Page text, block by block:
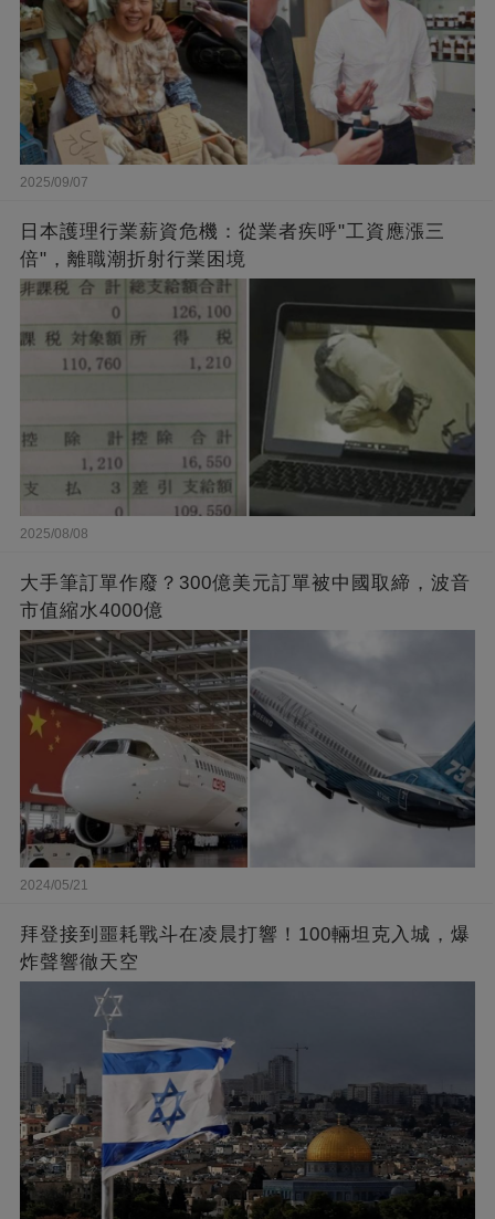
2025/09/07
日本護理行業薪資危機：從業者疾呼"工資應漲三
倍"，離職潮折射行業困境
2025/08/08
大手筆訂單作廢？300億美元訂單被中國取締，波音
市值縮水4000億
2024/05/21
拜登接到噩耗戰斗在凌晨打響！100輛坦克入城，爆
炸聲響徹天空